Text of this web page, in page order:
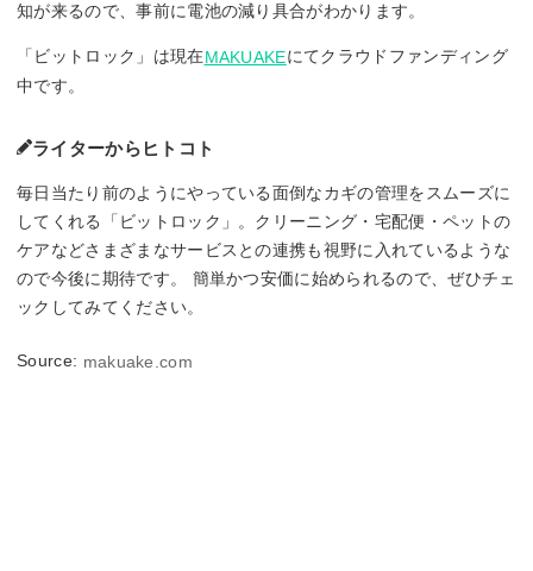
知が来るので、事前に電池の減り具合がわかります。
「ビットロック」は現在MAKUAKEにてクラウドファンディング
中です。
ライターからヒトコト
毎日当たり前のようにやっている面倒なカギの管理をスムーズに
してくれる「ビットロック」。クリーニング・宅配便・ペットの
ケアなどさまざまなサービスとの連携も視野に入れているような
ので今後に期待です。 簡単かつ安価に始められるので、ぜひチェ
ックしてみてください。
Source: makuake.com